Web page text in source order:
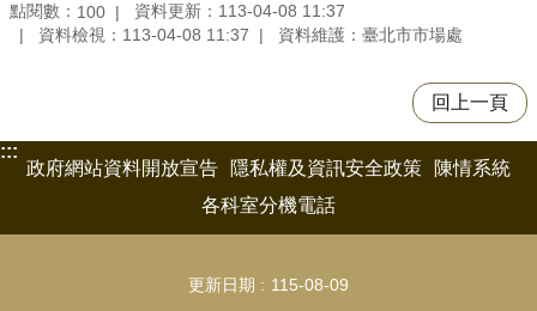
點閱數： 100
資料更新：113-04-08 11:37
資料檢視：113-04-08 11:37
資料維護：臺北市市場處
回上一頁
:::
政府網站資料開放宣告
隱私權及資訊安全政策
陳情系統
各科室分機電話
更新日期 115-08-09